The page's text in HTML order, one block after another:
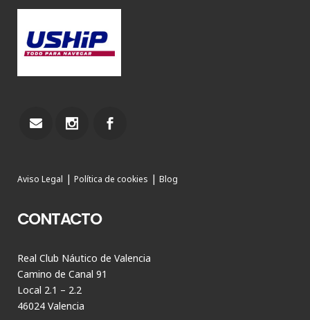
Aviso Legal | Política de cookies | Blog
CONTACTO
Real Club Náutico de Valencia
Camino de Canal 91
Local 2.1 – 2.2
46024 Valencia